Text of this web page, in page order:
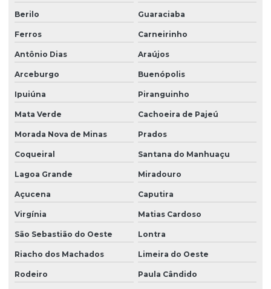
Berilo Guaraciaba
Ferros Carneirinho
Antônio Dias Araújos
Arceburgo Buenópolis
Ipuiúna Piranguinho
Mata Verde Cachoeira de Pajeú
Morada Nova de Minas Prados
Coqueiral Santana do Manhuaçu
Lagoa Grande Miradouro
Açucena Caputira
Virgínia Matias Cardoso
São Sebastião do Oeste Lontra
Riacho dos Machados Limeira do Oeste
Rodeiro Paula Cândido